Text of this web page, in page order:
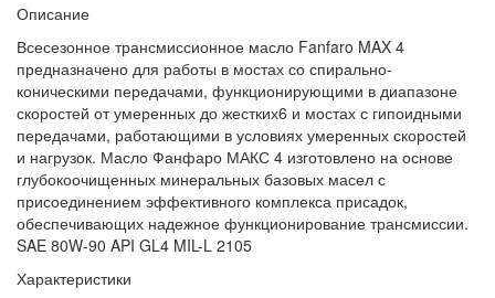
Описание
Всесезонное трансмиссионное масло Fanfaro MAX 4
предназначено для работы в мостах со спирально-
коническими передачами, функционирующими в диапазоне
скоростей от умеренных до жестких6 и мостах с гипоидными
передачами, работающими в условиях умеренных скоростей
и нагрузок. Масло Фанфаро МАКС 4 изготовлено на основе
глубокоочищенных минеральных базовых масел с
присоединением эффективного комплекса присадок,
обеспечивающих надежное функционирование трансмиссии.
SAE 80W-90 API GL4 MIL-L 2105
Характеристики